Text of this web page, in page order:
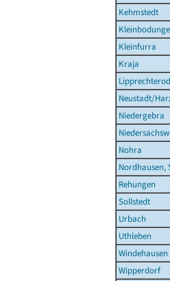
Kehmstedt
Kleinfurra
Kraja
Neustadt/
Niedergebra
Nohra
Nordhausen,
Rehungen
Sollstedt
Urbach
Uthleben
Windehausen
Wipperdorf